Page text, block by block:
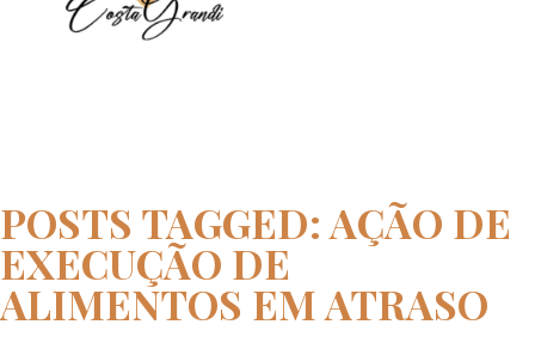
POSTS TAGGED: AÇÃO DE
EXECUÇÃO DE
ALIMENTOS EM ATRASO